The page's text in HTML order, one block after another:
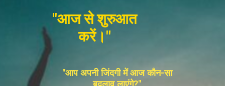
"आप अपनी जिंदगी में आज कौन-सा
"आज से शुरुआत
करें।"